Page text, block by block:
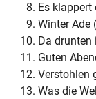
Es
Winter Ade
Da drunten
Guten
Verstohlen
Was die